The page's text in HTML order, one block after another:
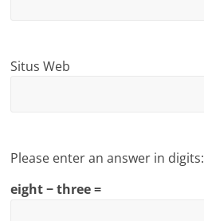
Situs Web
Please enter an answer in digits:
eight − three =